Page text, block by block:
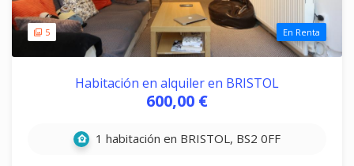
5 En Renta
Habitación en alquiler en BRISTOL
600,00 €
1 habitación en BRISTOL, BS2 0FF